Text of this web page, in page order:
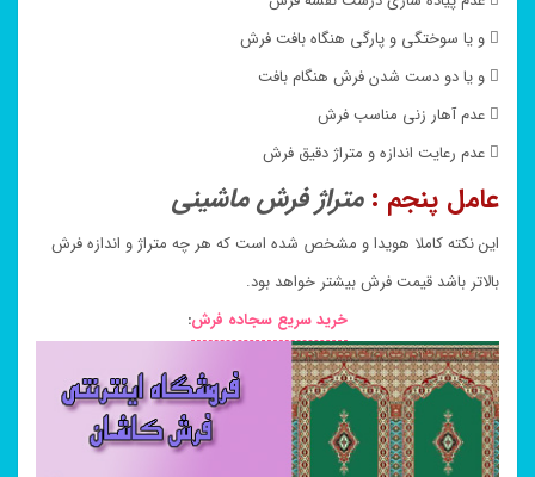
 و یا سوختگی و پارگی هنگاه بافت فرش
 و یا دو دست شدن فرش هنگام بافت
 عدم آهار زنی مناسب فرش
 عدم رعایت اندازه و متراژ دقیق فرش
عامل پنجم : متراژ فرش ماشینی
این نکته کاملا هویدا و مشخص شده است که هر چه متراژ و اندازه فرش
بالاتر باشد قیمت فرش بیشتر خواهد بود.
خرید سریع سجاده فرش: